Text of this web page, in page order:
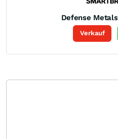
Defense Metals
Verkauf